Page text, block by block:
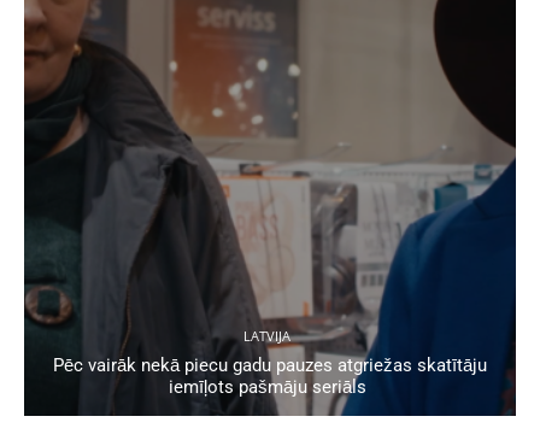
LATVIJA
Pēc vairāk nekā piecu gadu pauzes atgriežas skatītāju
iemīļots pašmāju seriāls